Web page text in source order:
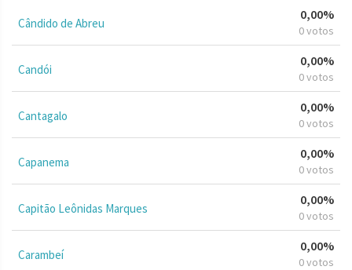
Cândido de Abreu
0,00%
0 votos
Candói
0,00%
0 votos
Cantagalo
0,00%
0 votos
Capanema
0,00%
0 votos
Capitão Leônidas Marques
0,00%
0 votos
Carambeí
0,00%
0 votos